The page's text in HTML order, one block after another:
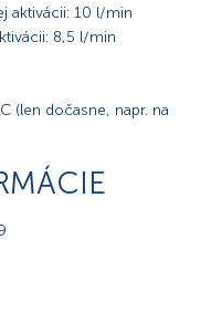
aktivácii: 10 l/min
8,5 l/min
(len dočasne, napr. na